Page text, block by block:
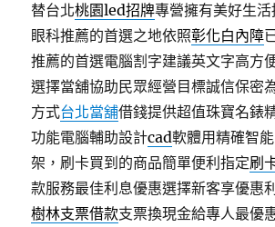
替台北桃園led招牌專營擁有美好生
眼科推薦的首選之地依照彰化白內障
推薦的首選電腦割字建議英文字高方
選擇當舖協助民眾經營目標誠信保密
方式台北當舖借錢提供超值珠寶名錶
功能電腦輔助設計cad軟體用精確智
架，刷卡買到的商品簡單便利指定刷
款服務最佳利息優惠選擇新客享優惠
樹林支票借款支票換現金給專人最優